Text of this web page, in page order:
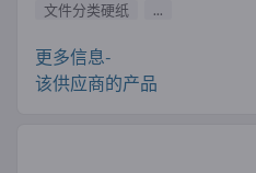
文件分类硬纸
...
更多信息-
该供应商的产品